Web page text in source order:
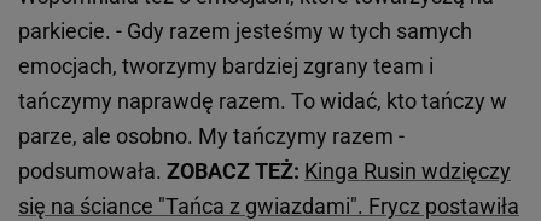
parkiecie. - Gdy razem jesteśmy w tych samych
emocjach, tworzymy bardziej zgrany team i
tańczymy naprawdę razem. To widać, kto tańczy w
parze, ale osobno. My tańczymy razem -
podsumowała. ZOBACZ TEŻ: Kinga Rusin wdzięczy
się na ściance "Tańca z gwiazdami". Frycz postawiła